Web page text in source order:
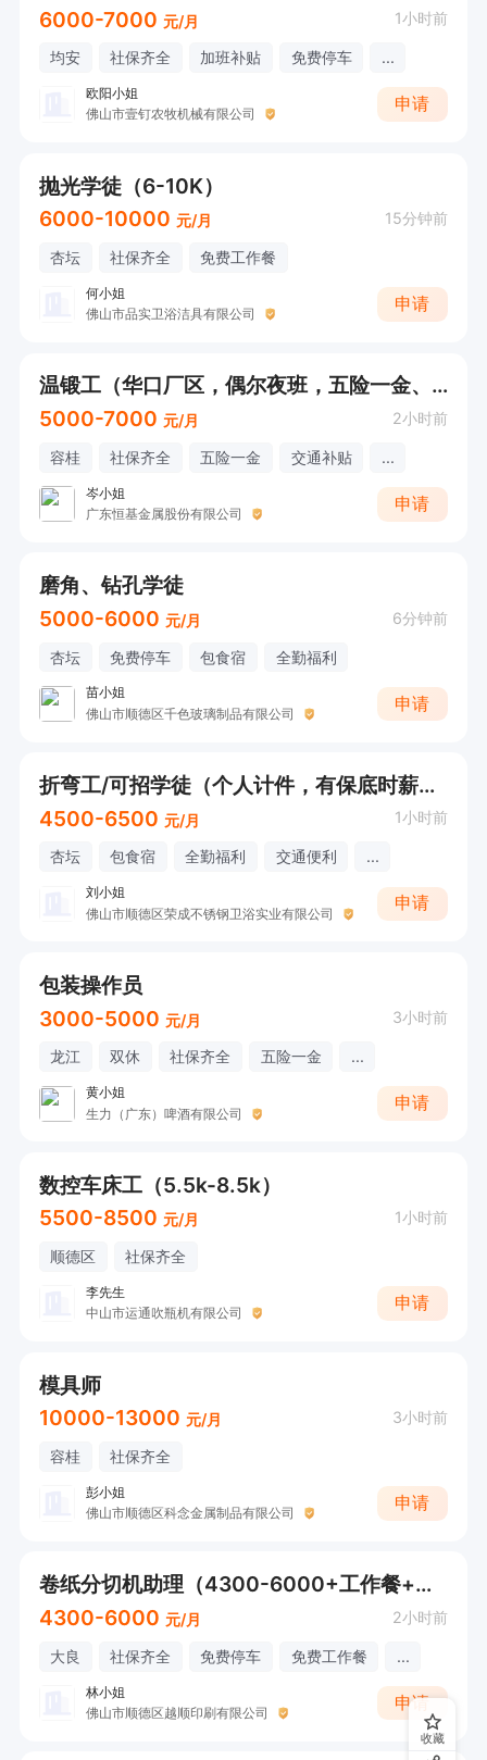
6000-7000 元/月 1小时前
均安 社保齐全 加班补贴 免费停车 ...
欧阳小姐
佛山市壹钉农牧机械有限公司
申请
抛光学徒（6-10K）
6000-10000 元/月 15分钟前
杏坛 社保齐全 免费工作餐
何小姐
佛山市品实卫浴洁具有限公司
申请
温锻工（华口厂区，偶尔夜班，五险一金、夜班补贴、高温补贴、节日福利）
5000-7000 元/月 2小时前
容桂 社保齐全 五险一金 交通补贴 ...
岑小姐
广东恒基金属股份有限公司
申请
磨角、钻孔学徒
5000-6000 元/月 6分钟前
杏坛 免费停车 包食宿 全勤福利
苗小姐
佛山市顺德区千色玻璃制品有限公司
申请
折弯工/可招学徒（个人计件，有保底时薪，提供食宿）
4500-6500 元/月 1小时前
杏坛 包食宿 全勤福利 交通便利 ...
刘小姐
佛山市顺德区荣成不锈钢卫浴实业有限公司
申请
包装操作员
3000-5000 元/月 3小时前
龙江 双休 社保齐全 五险一金 ...
黄小姐
生力（广东）啤酒有限公司
申请
数控车床工（5.5k-8.5k）
5500-8500 元/月 1小时前
顺德区 社保齐全
李先生
中山市运通吹瓶机有限公司
申请
模具师
10000-13000 元/月 3小时前
容桂 社保齐全
彭小姐
佛山市顺德区科念金属制品有限公司
申请
卷纸分切机助理（4300-6000+工作餐+接受应届生）
4300-6000 元/月 2小时前
大良 社保齐全 免费停车 免费工作餐 ...
林小姐
佛山市顺德区越顺印刷有限公司
申请
收藏